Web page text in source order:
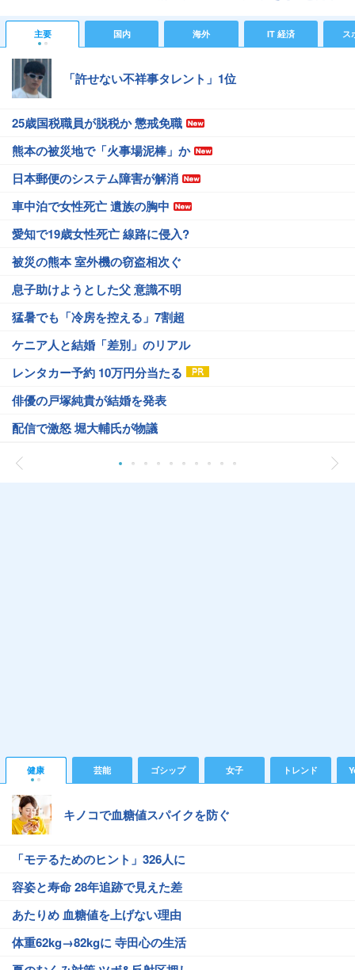
主要 国内 海外 IT 経済 ス
「許せない不祥事タレント」1位
25歳国税職員が脱税か 懲戒免職
熊本の被災地で「火事場泥棒」か
日本郵便のシステム障害が解消
車中泊で女性死亡 遺族の胸中
愛知で19歳女性死亡 線路に侵入?
被災の熊本 室外機の窃盗相次ぐ
息子助けようとした父 意識不明
猛暑でも「冷房を控える」7割超
ケニア人と結婚「差別」のリアル
レンタカー予約 10万円分当たる
俳優の戸塚純貴が結婚を発表
配信で激怒 堀大輔氏が物議
健康 芸能 ゴシップ 女子 トレンド
キノコで血糖値スパイクを防ぐ
「モテるためのヒント」326人に
容姿と寿命 28年追跡で見えた差
あたりめ 血糖値を上げない理由
体重62kg→82kgに 寺田心の生活